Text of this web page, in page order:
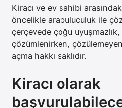
Kiracı ve ev sahibi
öncelikle arabuluculuk ile
çerçevede çoğu
çözümlenirken,
açma hakkı saklıdır.
Kiracı olarak